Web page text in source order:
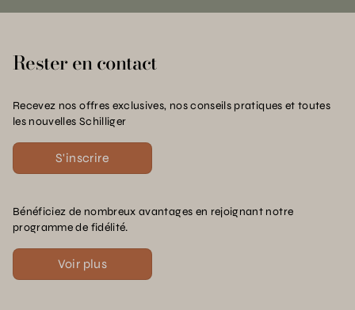
Rester en contact
Recevez nos offres exclusives, nos conseils pratiques et toutes
les nouvelles Schilliger
S'inscrire
Bénéficiez de nombreux avantages en rejoignant notre
programme de fidélité.
Voir plus